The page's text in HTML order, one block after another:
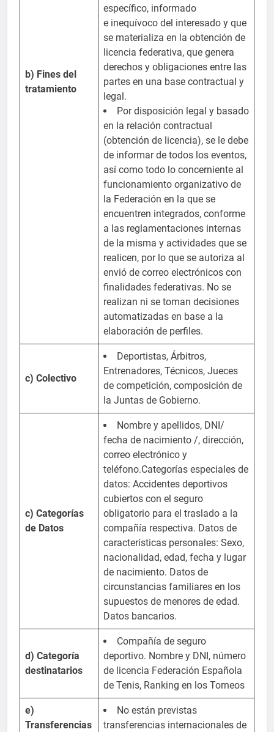
b) Fines del
tratamiento
específico, informado
e inequívoco del interesado y que
se materializa en la obtención de
licencia federativa, que genera
derechos y obligaciones entre las
partes en una base contractual y
legal.
Por disposición legal y basado
en la relación contractual
(obtención de licencia), se le debe
de informar de todos los eventos,
así como todo lo concerniente al
funcionamiento organizativo de
la Federación en la que se
encuentren integrados, conforme
a las reglamentaciones internas
de la misma y actividades que se
realicen, por lo que se autoriza al
envió de correo electrónicos con
finalidades federativas. No se
realizan ni se toman decisiones
automatizadas en base a la
elaboración de perfiles.
c) Colectivo
Deportistas, Árbitros,
Entrenadores, Técnicos, Jueces
de competición, composición de
la Juntas de Gobierno.
c) Categorías
de Datos
Nombre y apellidos, DNI/
fecha de nacimiento /, dirección,
correo electrónico y
teléfono.Categorías especiales de
datos: Accidentes deportivos
cubiertos con el seguro
obligatorio para el traslado a la
compañía respectiva. Datos de
características personales: Sexo,
nacionalidad, edad, fecha y lugar
de nacimiento. Datos de
circunstancias familiares en los
supuestos de menores de edad.
Datos bancarios.
d) Categoría
destinatarios
Compañía de seguro
deportivo. Nombre y DNI, número
de licencia Federación Española
de Tenis, Ranking en los Torneos
e)
Transferencias
No están previstas
transferencias internacionales de